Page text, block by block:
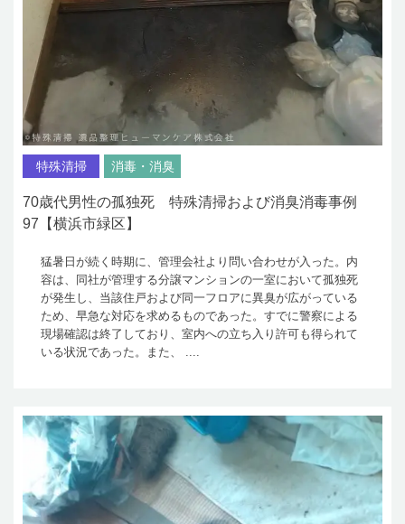
特殊清掃 消毒・消臭
70歳代男性の孤独死 特殊清掃および消臭消毒事例
97【横浜市緑区】
猛暑日が続く時期に、管理会社より問い合わせが入った。内
容は、同社が管理する分譲マンションの一室において孤独死
が発生し、当該住戸および同一フロアに異臭が広がっている
ため、早急な対応を求めるものであった。すでに警察による
現場確認は終了しており、室内への立ち入り許可も得られて
いる状況であった。また、 ....